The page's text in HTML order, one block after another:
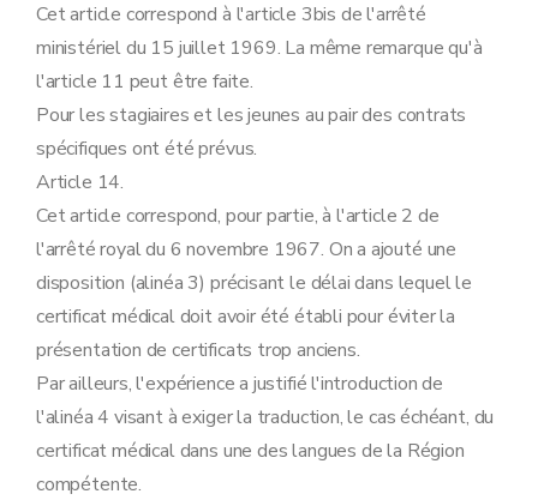
Cet article correspond à l'article 3bis de l'arrêté
ministériel du 15 juillet 1969. La même remarque qu'à
l'article 11 peut être faite.
Pour les stagiaires et les jeunes au pair des contrats
spécifiques ont été prévus.
Article 14.
Cet article correspond, pour partie, à l'article 2 de
l'arrêté royal du 6 novembre 1967. On a ajouté une
disposition (alinéa 3) précisant le délai dans lequel le
certificat médical doit avoir été établi pour éviter la
présentation de certificats trop anciens.
Par ailleurs, l'expérience a justifié l'introduction de
l'alinéa 4 visant à exiger la traduction, le cas échéant, du
certificat médical dans une des langues de la Région
compétente.